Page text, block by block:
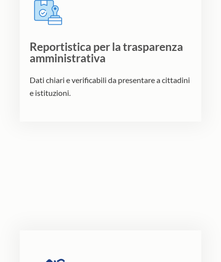
Reportistica per la trasparenza
amministrativa
Dati chiari e verificabili da presentare a cittadini
e istituzioni.